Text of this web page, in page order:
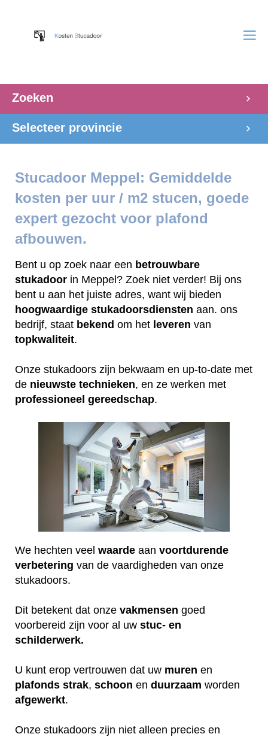
Zoeken
Selecteer provincie
Stucadoor Meppel: Gemiddelde
kosten per uur / m2 stucen, goede
expert gezocht voor plafond
afbouwen.
Bent u op zoek naar een betrouwbare
stukadoor in Meppel? Zoek niet verder! Bij ons
bent u aan het juiste adres, want wij bieden
hoogwaardige stukadoorsdiensten aan. ons
bedrijf, staat bekend om het leveren van
topkwaliteit.
Onze stukadoors zijn bekwaam en up-to-date met
de nieuwste technieken, en ze werken met
professioneel gereedschap.
We hechten veel waarde aan voortdurende
verbetering van de vaardigheden van onze
stukadoors.
Dit betekent dat onze vakmensen goed
voorbereid zijn voor al uw stuc- en
schilderwerk.
U kunt erop vertrouwen dat uw muren en
plafonds strak, schoon en duurzaam worden
afgewerkt.
Onze stukadoors zijn niet alleen precies en